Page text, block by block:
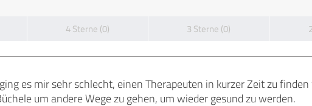
4 Sterne (0) 3 Sterne (0)
es mir sehr schlecht, einen Therapeuten in kurzer Zeit zu
um andere Wege zu gehen, um wieder gesund zu werden.